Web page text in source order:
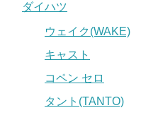
ダイハツ
ウェイク(WAKE)
キャスト
コペン セロ
タント(TANTO)